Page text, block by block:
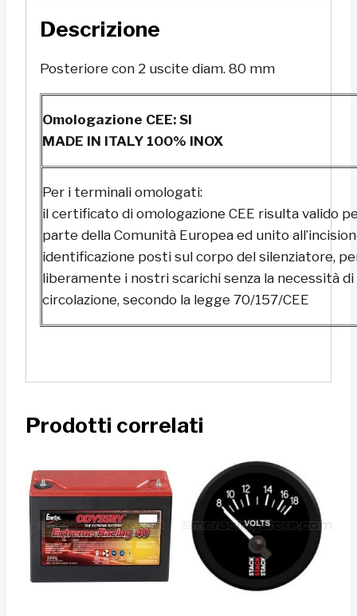
Descrizione
Posteriore con 2 uscite diam. 80 mm
Omologazione CEE: SI
MADE IN ITALY 100% INOX
Per i terminali omologati:
il certificato di omologazione CEE risulta valido
parte della Comunità Europea ed unito
identificazione posti sul corpo del silenziatore,
liberamente i nostri scarichi senza la necessità
circolazione, secondo la legge 70/157/CEE
Prodotti correlati